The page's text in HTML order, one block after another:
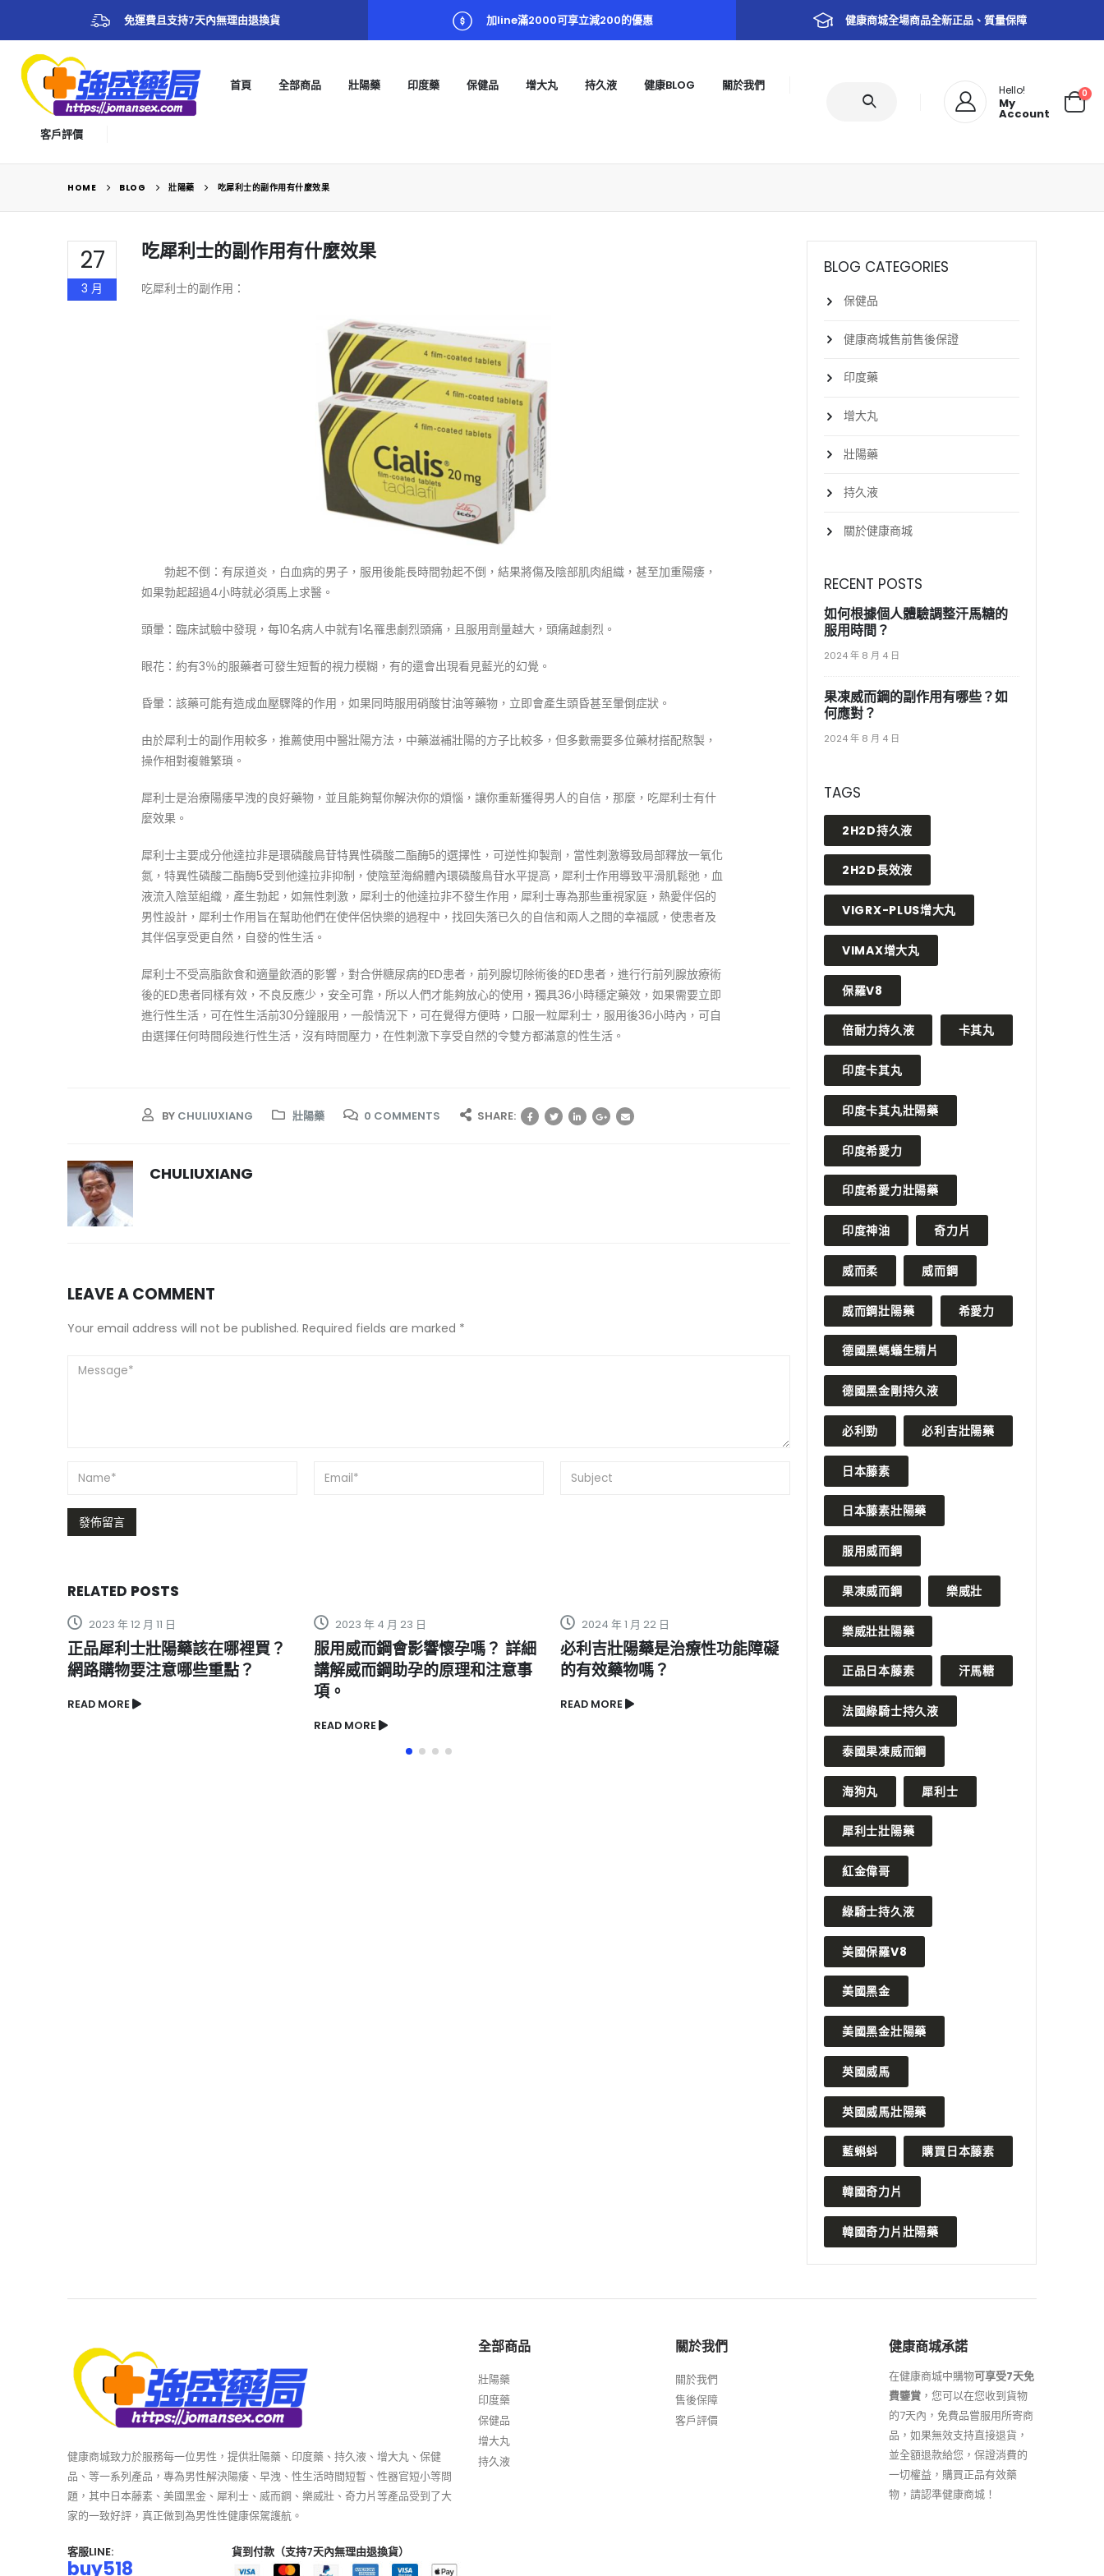
免運費且支持7天內無理由退換貨 加line滿2000可享立減200的優惠 健康商城全場商品全新正品、質量保障
首頁 全部商品 壯陽藥 印度藥 保健品 增大丸 持久液 健康BLOG 關於我們
客戶評價
Hello!
My
Account
0
HOME BLOG 壯陽藥 吃犀利士的副作用有什麼效果
27
3 月
吃犀利士的副作用有什麼效果
吃犀利士的副作用：
勃起不倒：有尿道炎，白血病的男子，服用後能長時間勃起不倒，結果將傷及陰部肌肉組織，甚至加重陽痿，
如果勃起超過4小時就必須馬上求醫。
頭暈：臨床試驗中發現，每10名病人中就有1名罹患劇烈頭痛，且服用劑量越大，頭痛越劇烈。
眼花：約有3％的服藥者可發生短暫的視力模糊，有的還會出現看見藍光的幻覺。
昏暈：該藥可能有造成血壓驟降的作用，如果同時服用硝酸甘油等藥物，立即會產生頭昏甚至暈倒症狀。
由於犀利士的副作用較多，推薦使用中醫壯陽方法，中藥滋補壯陽的方子比較多，但多數需要多位藥材搭配熬製，
操作相對複雜繁瑣。
犀利士是治療陽痿早洩的良好藥物，並且能夠幫你解決你的煩惱，讓你重新獲得男人的自信，那麼，吃犀利士有什
麼效果。
犀利士主要成分他達拉非是環磷酸鳥苷特異性磷酸二酯酶5的選擇性，可逆性抑製劑，當性刺激導致局部釋放一氧化
氮，特異性磷酸二酯酶5受到他達拉非抑制，使陰莖海綿體內環磷酸鳥苷水平提高，犀利士作用導致平滑肌鬆弛，血
液流入陰莖組織，產生勃起，如無性刺激，犀利士的他達拉非不發生作用，犀利士專為那些重視家庭，熱愛伴侶的
男性設計，犀利士作用旨在幫助他們在使伴侶快樂的過程中，找回失落已久的自信和兩人之間的幸福感，使患者及
其伴侶享受更自然，自發的性生活。
犀利士不受高脂飲食和適量飲酒的影響，對合併糖尿病的ED患者，前列腺切除術後的ED患者，進行行前列腺放療術
後的ED患者同樣有效，不良反應少，安全可靠，所以人們才能夠放心的使用，獨具36小時穩定藥效，如果需要立即
進行性生活，可在性生活前30分鐘服用，一般情況下，可在覺得方便時，口服一粒犀利士，服用後36小時內，可自
由選擇任何時間段進行性生活，沒有時間壓力，在性刺激下享受自然的令雙方都滿意的性生活。
BY CHULIUXIANG 壯陽藥 0 COMMENTS SHARE:
CHULIUXIANG
LEAVE A COMMENT
Your email address will not be published. Required fields are marked *
RELATED POSTS
2023 年 4 月 23 日
服用威而鋼會影響懷孕嗎？ 詳細
講解威而鋼助孕的原理和注意事
2024 年 1 月 22 日
必利吉壯陽藥是治療性功能障礙
的有效藥物嗎？
2023 年 8 月 26 日
威而鋼服用後副作用真的很大
嗎？深入解析使用與效果
READ MORE
2023 年 12 月 2 日
網上購買奇力片壯陽藥的優勢何
在？正確管道為您解析！
READ MORE
BLOG CATEGORIES
保健品
健康商城售前售後保證
印度藥
增大丸
壯陽藥
持久液
關於健康商城
RECENT POSTS
如何根據個人體驗調整汗馬糖的
服用時間？
2024 年 8 月 4 日
果凍威而鋼的副作用有哪些？如
何應對？
2024 年 8 月 4 日
TAGS
2H2D持久液
2H2D長效液
VIGRX-PLUS增大丸
VIMAX增大丸
保羅V8
倍耐力持久液 卡其丸
印度卡其丸
印度卡其丸壯陽藥
印度希愛力
印度希愛力壯陽藥
印度神油 奇力片
威而柔 威而鋼
威而鋼壯陽藥 希愛力
德國黑螞蟻生精片
德國黑金剛持久液
必利勁 必利吉壯陽藥
日本藤素
日本藤素壯陽藥
服用威而鋼
果凍威而鋼 樂威壯
樂威壯壯陽藥
正品日本藤素 汗馬糖
法國綠騎士持久液
泰國果凍威而鋼
海狗丸 犀利士
犀利士壯陽藥
紅金偉哥
綠騎士持久液
美國保羅V8
美國黑金
美國黑金壯陽藥
英國威馬
英國威馬壯陽藥
藍蝌蚪 購買日本藤素
韓國奇力片
韓國奇力片壯陽藥
健康商城致力於服務每一位男性，提供壯陽藥、印度藥、持久液、增大丸、保健
品、等一系列產品，專為男性解決陽痿、早洩、性生活時間短暫、性器官短小等問
題，其中日本藤素、美國黑金、犀利士、威而鋼、樂威壯、奇力片等產品受到了大
家的一致好評，真正做到為男性性健康保駕護航。
客服LINE:
buy518
貨到付款（支持7天內無理由退換貨）
全部商品
壯陽藥
印度藥
保健品
增大丸
持久液
關於我們
關於我們
售後保障
客戶評價
健康商城承諾
在健康商城中購物可享受7天免
費鑒賞 ，您可以在您收到貨物
的7天內，免費品嘗服用所寄商
品，如果無效支持直接退貨，
並全額退款給您，保證消費的
一切權益，購買正品有效藥
物，請認準健康商城！